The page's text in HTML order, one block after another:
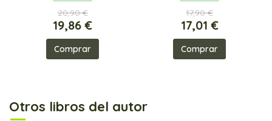
20,90 €
19,86 €
Comprar
17,90 €
17,01 €
Comprar
Otros libros del autor